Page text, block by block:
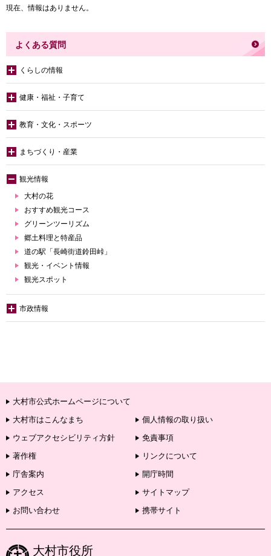
現在、情報はありません。
よくある質問
くらしの情報
健康・福祉・子育て
教育・文化・スポーツ
まちづくり・産業
観光情報
大村の花
おすすめ観光コース
グリーンツーリズム
郷土料理と特産品
道の駅「長崎街道鈴田峠」
観光・イベント情報
観光スポット
市政情報
大村市公式ホームページについて
大村市はこんなまち
個人情報の取り扱い
ウェブアクセシビリティ方針
免責事項
著作権
リンクについて
庁舎案内
開庁時間
アクセス
サイトマップ
お問い合わせ
携帯サイト
大村市役所